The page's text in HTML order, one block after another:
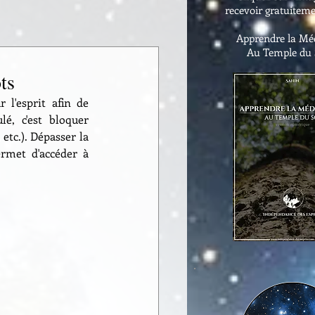
l'esprit afin de
c'est bloquer
Dépasser la
d'accéder à
recevoir
Apprendre la
Au Temple